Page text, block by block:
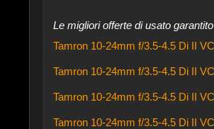
Le migliori offerte di usato
Tamron 10-24mm f/3.5-4.5 Di II
Tamron 10-24mm f/3.5-4.5 Di II
Tamron 10-24mm f/3.5-4.5 Di II
Tamron 10-24mm f/3.5-4.5 Di II